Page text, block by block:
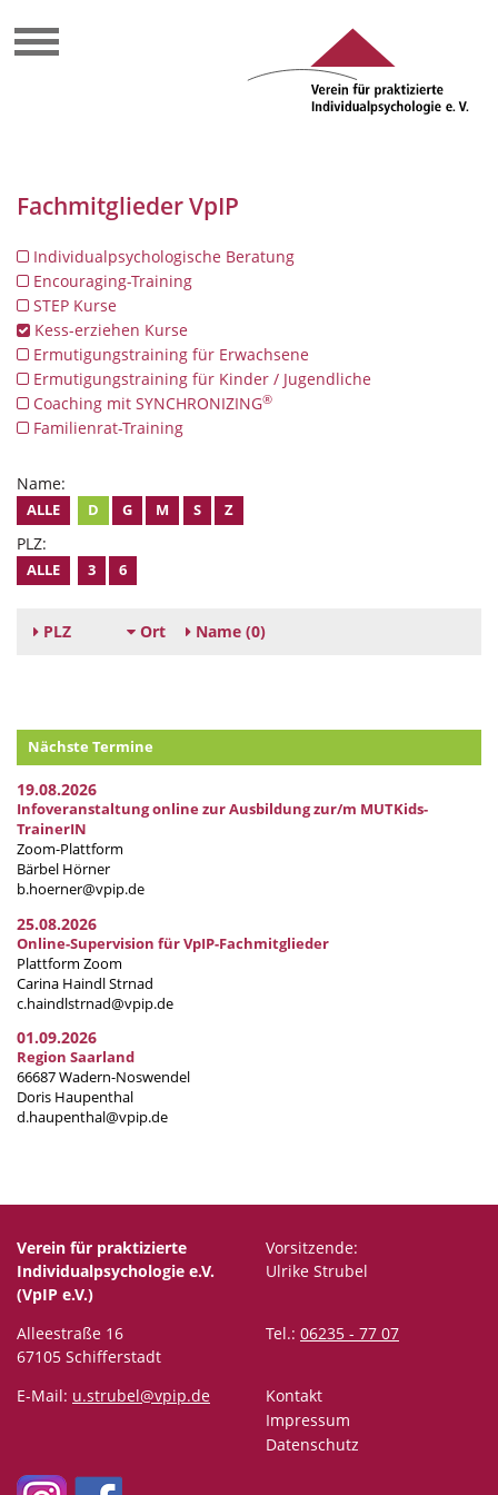
Fachmitglieder VpIP
Individualpsychologische Beratung
Encouraging-Training
STEP Kurse
Kess-erziehen Kurse
Ermutigungstraining für Erwachsene
Ermutigungstraining für Kinder / Jugendliche
Coaching mit SYNCHRONIZING®
Familienrat-Training
Name:
ALLE D G M S Z
PLZ:
ALLE 3 6
PLZ Ort Name (0)
Nächste Termine
19.08.2026
Infoveranstaltung online zur Ausbildung zur/m MUTKids-
TrainerIN
Zoom-Plattform
Bärbel Hörner
b.hoerner@vpip.de
25.08.2026
Online-Supervision für VpIP-Fachmitglieder
Plattform Zoom
Carina Haindl Strnad
c.haindlstrnad@vpip.de
01.09.2026
Region Saarland
66687 Wadern-Noswendel
Doris Haupenthal
d.haupenthal@vpip.de
Verein für praktizierte
Individualpsychologie e.V.
(VpIP e.V.)
Vorsitzende:
Ulrike Strubel
Alleestraße 16
67105 Schifferstadt
Tel.: 06235 - 77 07
E-Mail: u.strubel@vpip.de
Kontakt
Impressum
Datenschutz